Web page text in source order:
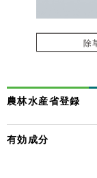
除
農林水産省登録
有効成分